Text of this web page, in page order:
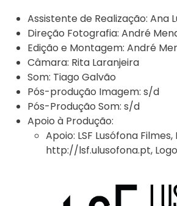
Assistente de Realização: Ana
Direção Fotografia: André
Edição e Montagem: André
Câmara: Rita Laranjeira
Som: Tiago Galvão
Pós-produção Imagem: s/d
Pós-Produção Som: s/d
Apoio à Produção:
Apoio: LSF Lusófona Filmes,
http://lsf.ulusofona.pt,